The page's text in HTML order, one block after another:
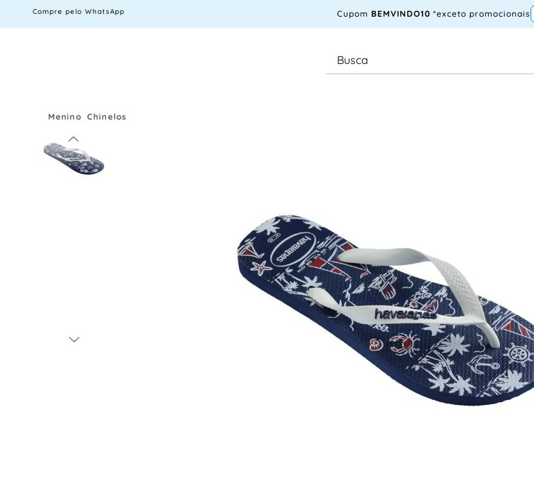
Compre pelo WhatsApp Cupom BEMVINDO10 *exceto promocionais
Menino Chinelos